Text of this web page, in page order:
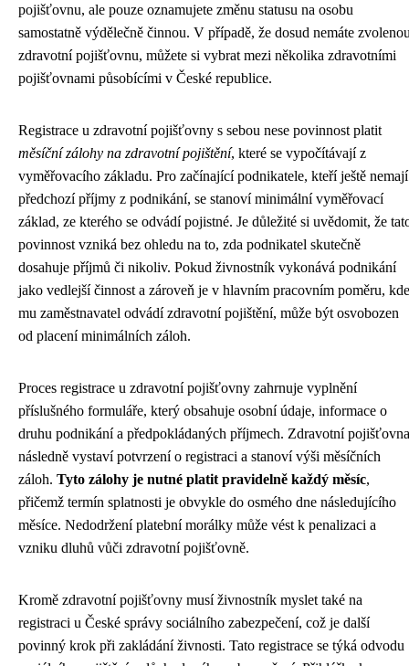
pojišťovnu, ale pouze oznamujete změnu statusu na osobu
samostatně výdělečně činnou. V případě, že dosud nemáte
zdravotní pojišťovnu, můžete si vybrat mezi několika zdravotními
pojišťovnami působícími v České republice.
Registrace u zdravotní pojišťovny s sebou nese povinnost platit
měsíční zálohy na zdravotní pojištění, které se vypočítávají z
vyměřovacího základu. Pro začínající podnikatele, kteří ještě nemají
předchozí příjmy z podnikání, se stanoví minimální vyměřovací
základ, ze kterého se odvádí pojistné. Je důležité si uvědomit, že
povinnost vzniká bez ohledu na to, zda podnikatel skutečně
dosahuje příjmů či nikoliv. Pokud živnostník vykonává podnikání
jako vedlejší činnost a zároveň je v hlavním pracovním poměru, kde
mu zaměstnavatel odvádí zdravotní pojištění, může být osvobozen
od placení minimálních záloh.
Proces registrace u zdravotní pojišťovny zahrnuje vyplnění
příslušného formuláře, který obsahuje osobní údaje, informace o
druhu podnikání a předpokládaných příjmech. Zdravotní pojišťovna
následně vystaví potvrzení o registraci a stanoví výši měsíčních
záloh. Tyto zálohy je nutné platit pravidelně každý měsíc,
přičemž termín splatnosti je obvykle do osmého dne následujícího
měsíce. Nedodržení platební morálky může vést k penalizaci a
vzniku dluhů vůči zdravotní pojišťovně.
Kromě zdravotní pojišťovny musí živnostník myslet také na
registraci u České správy sociálního zabezpečení, což je další
povinný krok při zakládání živnosti. Tato registrace se týká odvodu